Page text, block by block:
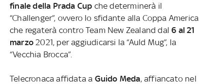
finale della Prada Cup che determinerà il
“Challenger”, ovvero lo sfidante alla Coppa America
che regaterà contro Team New Zealand dal6 al 21
marzo2021, per aggiudicarsi la “Auld Mug”, la
“Vecchia Brocca”.
Telecronaca affidata a Guido Meda, affiancato nel